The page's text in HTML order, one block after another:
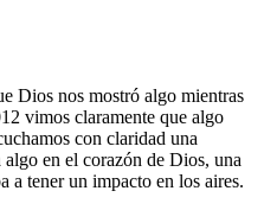
Dios nos mostró algo mientras
vimos claramente que algo
con claridad una
en el corazón de Dios, una
a tener un impacto en los aires.